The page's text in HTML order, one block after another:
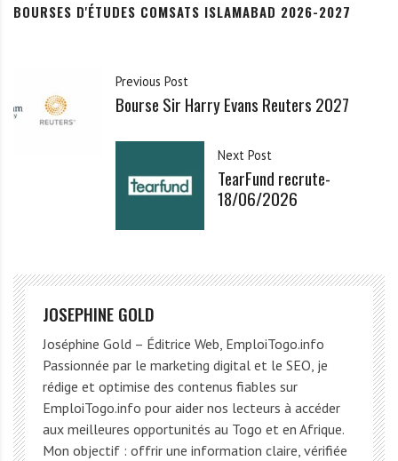
BOURSES D'ÉTUDES COMSATS ISLAMABAD 2026-2027
Previous Post
Bourse Sir Harry Evans Reuters 2027
Next Post
TearFund recrute-
18/06/2026
JOSEPHINE GOLD
Joséphine Gold – Éditrice Web, EmploiTogo.info
Passionnée par le marketing digital et le SEO, je
rédige et optimise des contenus fiables sur
EmploiTogo.info pour aider nos lecteurs à accéder
aux meilleures opportunités au Togo et en Afrique.
Mon objectif : offrir une information claire, vérifiée